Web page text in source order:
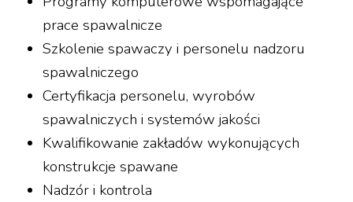
prace spawalnicze
Szkolenie spawaczy i personelu nadzoru
spawalniczego
Certyfikacja personelu, wyrobów
spawalniczych i systemów jakości
Kwalifikowanie zakładów wykonujących
konstrukcje spawane
Nadzór i kontrola